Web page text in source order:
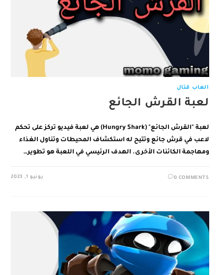
العاب قتال
لعبة القرش الجائع
لعبة "القرش الجائع" (Hungry Shark) هي لعبة فيديو تركز على تحكم
لاعب في قرش جائع وتتيح له استكشاف المحيطات وتناول الغذاء
ومهاجمة الكائنات الأخرى. الهدف الرئيسي في اللعبة هو تطوير…
0 COMMENTS يونيو 1, 2023